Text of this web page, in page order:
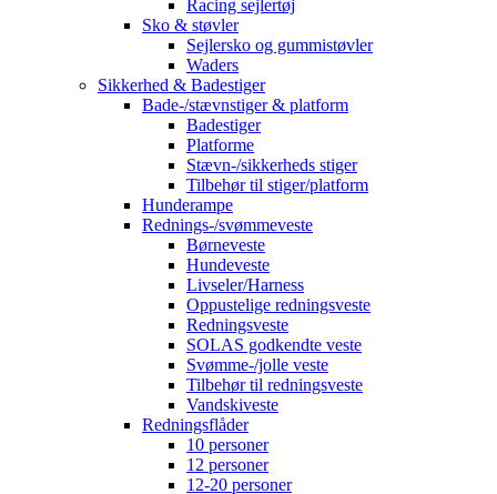
Racing sejlertøj
Sko & støvler
Sejlersko og gummistøvler
Waders
Sikkerhed & Badestiger
Bade-/stævnstiger & platform
Badestiger
Platforme
Stævn-/sikkerheds stiger
Tilbehør til stiger/platform
Hunderampe
Rednings-/svømmeveste
Børneveste
Hundeveste
Livseler/Harness
Oppustelige redningsveste
Redningsveste
SOLAS godkendte veste
Svømme-/jolle veste
Tilbehør til redningsveste
Vandskiveste
Redningsflåder
10 personer
12 personer
12-20 personer